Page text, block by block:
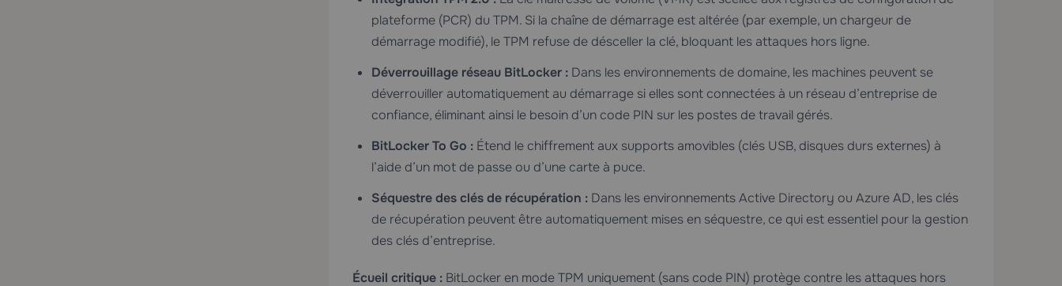
plateforme (PCR) du TPM. Si la chaîne de démarrage est altérée (par exemple, un chargeur de
démarrage modifié), le TPM refuse de désceller la clé, bloquant les attaques hors ligne.
Déverrouillage réseau BitLocker :Dans les environnements de domaine, les machines peuvent se
déverrouiller automatiquement au démarrage si elles sont connectées à un réseau d’entreprise de
confiance, éliminant ainsi le besoin d’un code PIN sur les postes de travail gérés.
BitLocker To Go :Étend le chiffrement aux supports amovibles (clés USB, disques durs externes) à
l’aide d’un mot de passe ou d’une carte à puce.
Séquestre des clés de récupération :Dans les environnements Active Directory ou Azure AD, les clés
de récupération peuvent être automatiquement mises en séquestre, ce qui est essentiel pour la gestion
des clés d’entreprise.
Écueil critique :BitLocker en mode TPM uniquement (sans code PIN) protège contre les attaques hors